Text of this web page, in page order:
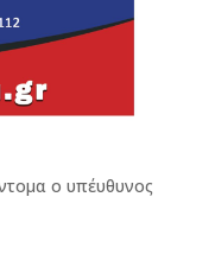
ο υπέυθυνος